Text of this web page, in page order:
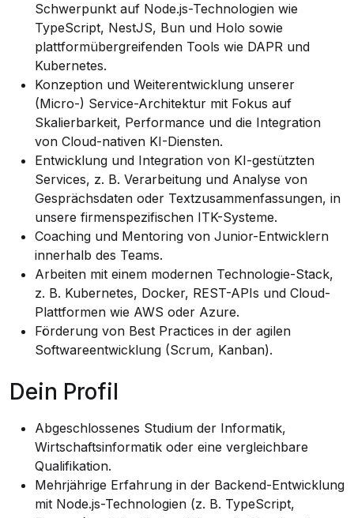
Schwerpunkt auf Node.js-Technologien wie
TypeScript, NestJS, Bun und Holo sowie
plattformübergreifenden Tools wie DAPR und
Kubernetes.
Konzeption und Weiterentwicklung unserer
(Micro-) Service-Architektur mit Fokus auf
Skalierbarkeit, Performance und die Integration
von Cloud-nativen KI-Diensten.
Entwicklung und Integration von KI-gestützten
Services, z. B. Verarbeitung und Analyse von
Gesprächsdaten oder Textzusammenfassungen, in
unsere firmenspezifischen ITK-Systeme.
Coaching und Mentoring von Junior-Entwicklern
innerhalb des Teams.
Arbeiten mit einem modernen Technologie-Stack,
z. B. Kubernetes, Docker, REST-APIs und Cloud-
Plattformen wie AWS oder Azure.
Förderung von Best Practices in der agilen
Softwareentwicklung (Scrum, Kanban).
Dein Profil
Abgeschlossenes Studium der Informatik,
Wirtschaftsinformatik oder eine vergleichbare
Qualifikation.
Mehrjährige Erfahrung in der Backend-Entwicklung
mit Node.js-Technologien (z. B. TypeScript,